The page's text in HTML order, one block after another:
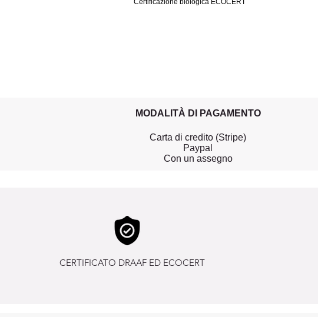
Certificazione biologica ECOCERT
MODALITÀ DI PAGAMENTO
Carta di credito (Stripe)
Paypal
Con un assegno
CERTIFICATO DRAAF ED ECOCERT